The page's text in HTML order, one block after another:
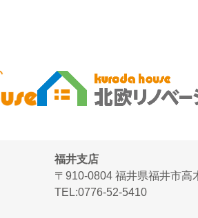
福井支店
〒910-0804 福井県福井市高
TEL 0776-52-5410